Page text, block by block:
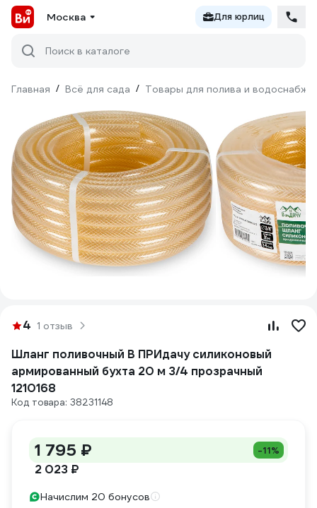
Москва Для юрлиц
Поиск в каталоге
Главная / Всё для сада / Товары для полива и
4 1 отзыв
Шланг поливочный В ПРИдачу силиконовый
армированный бухта 20 м 3/4 прозрачный
1210168
Код товара: 38231148
1 795 ₽ -11%
2 023 ₽
Начислим 20 бонусов